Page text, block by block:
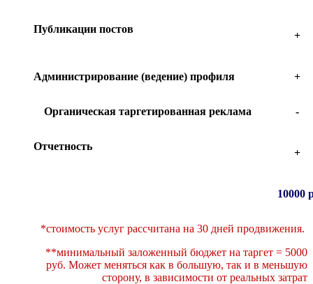
Публикации постов
+
Администрирование (ведение) профиля +
Органическая таргетированная реклама -
Отчетность
+
10000
*стоимость услуг рассчитана на 30 дней продвижения.
**минимальный заложенный бюджет на таргет = 5000
руб. Может меняться как в большую, так и в меньшую
сторону, в зависимости от реальных затрат